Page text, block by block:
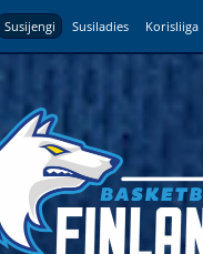
Susijengi Susiladies Korisliiga